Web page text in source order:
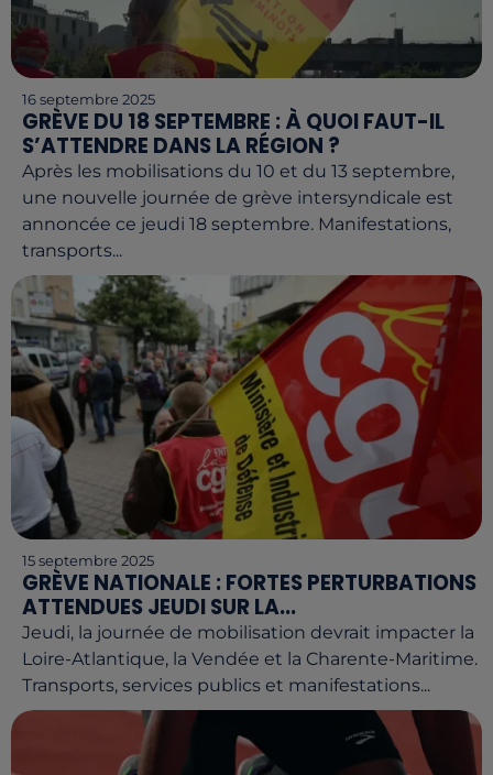
16 septembre 2025
GRÈVE DU 18 SEPTEMBRE : À QUOI FAUT-IL
S’ATTENDRE DANS LA RÉGION ?
Après les mobilisations du 10 et du 13 septembre,
une nouvelle journée de grève intersyndicale est
annoncée ce jeudi 18 septembre. Manifestations,
transports...
15 septembre 2025
GRÈVE NATIONALE : FORTES PERTURBATIONS
ATTENDUES JEUDI SUR LA...
Jeudi, la journée de mobilisation devrait impacter la
Loire-Atlantique, la Vendée et la Charente-Maritime.
Transports, services publics et manifestations...